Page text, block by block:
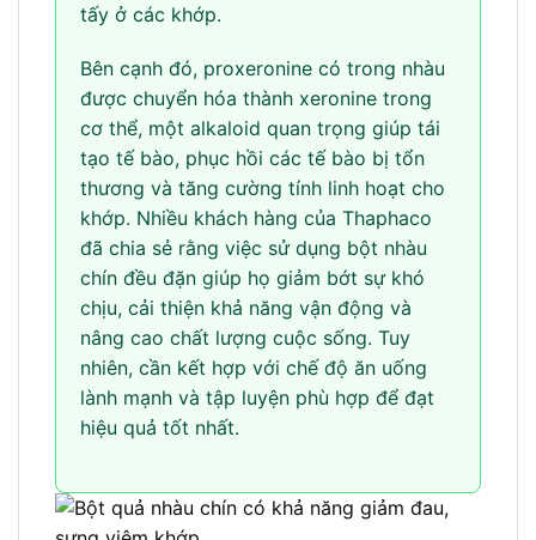
tấy ở các khớp.
Bên cạnh đó, proxeronine có trong nhàu
được chuyển hóa thành xeronine trong
cơ thể, một alkaloid quan trọng giúp tái
tạo tế bào, phục hồi các tế bào bị tổn
thương và tăng cường tính linh hoạt cho
khớp. Nhiều khách hàng của Thaphaco
đã chia sẻ rằng việc sử dụng bột nhàu
chín đều đặn giúp họ giảm bớt sự khó
chịu, cải thiện khả năng vận động và
nâng cao chất lượng cuộc sống. Tuy
nhiên, cần kết hợp với chế độ ăn uống
lành mạnh và tập luyện phù hợp để đạt
hiệu quả tốt nhất.